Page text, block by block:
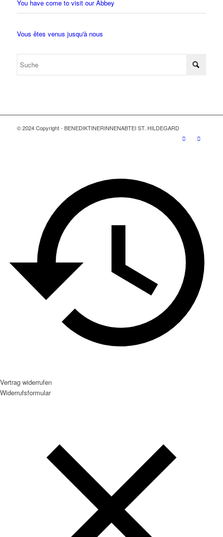
You have come to visit our Abbey
Vous êtes venus jusqu'à nous
© 2024 Copyright - BENEDIKTINERINNENABTEI ST. HILDEGARD
Vertrag widerrufen
Widerrufsformular